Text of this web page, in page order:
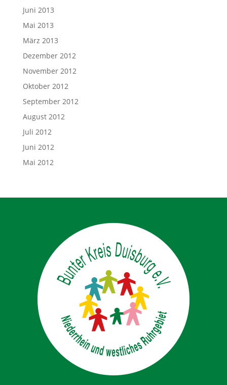
Juni 2013
Mai 2013
März 2013
Dezember 2012
November 2012
Oktober 2012
September 2012
August 2012
Juli 2012
Juni 2012
Mai 2012